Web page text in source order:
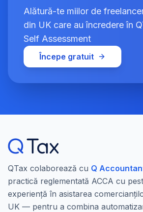
Alătură-te miilor de
din UK care au încredere în
Self Assessment
Începe gratuit
QTax colaborează cu Q
practică reglementată ACCA cu
experiență în asistarea
UK — pentru a combina